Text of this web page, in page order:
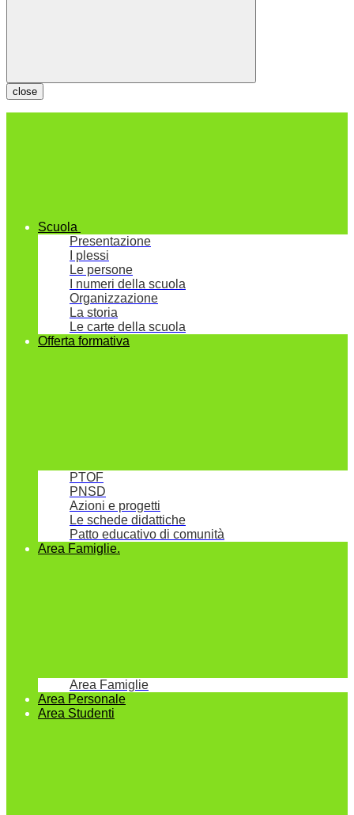
close
Scuola
Presentazione
I plessi
Le persone
I numeri della scuola
Organizzazione
La storia
Le carte della scuola
Offerta formativa
PTOF
PNSD
Azioni e progetti
Le schede didattiche
Patto educativo di comunità
Area Famiglie.
Area Famiglie
Area Personale
Area Studenti